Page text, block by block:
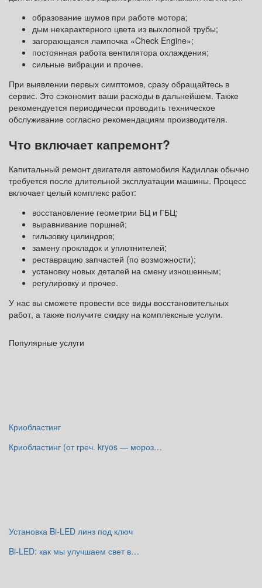
образование шумов при работе мотора;
дым нехарактерного цвета из выхлопной трубы;
загорающаяся лампочка «Check Engine»;
постоянная работа вентилятора охлаждения;
сильные вибрации и прочее.
При выявлении первых симптомов, сразу обращайтесь в
сервис. Это сэкономит ваши расходы в дальнейшем. Также
рекомендуется периодически проводить техническое
обслуживание согласно рекомендациям производителя.
Что включает капремонт?
Капитальный ремонт двигателя автомобиля Кадиллак обычно
требуется после длительной эксплуатации машины. Процесс
включает целый комплекс работ:
восстановление геометрии БЦ и ГБЦ;
выравнивание поршней;
гильзовку цилиндров;
замену прокладок и уплотнителей;
реставрацию запчастей (по возможности);
установку новых деталей на смену изношенным;
регулировку и прочее.
У нас вы сможете провести все виды восстановительных
работ, а также получите скидку на комплексные услуги.
Популярные услуги
Криобластинг
Криобластинг (от греч. kryos — мороз…
Установка Bi-LED линз под ключ
Bi-LED: как мы улучшаем свет в…